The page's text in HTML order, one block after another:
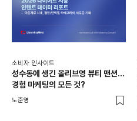
소비자 인사이트
성수동에 생긴 올리브영 뷰티 맨션...
경험 마케팅의 모든 것?
노준영